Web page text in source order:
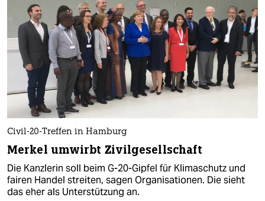
Civil-20-Treffen in Hamburg
Merkel umwirbt Zivilgesellschaft
Die Kanzlerin soll beim G-20-Gipfel für Klimaschutz und
fairen Handel streiten, sagen Organisationen. Die sieht
das eher als Unterstützung an.